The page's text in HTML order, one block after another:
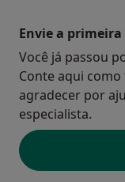
Envie a
Você já passou
Conte aqui
agradecer por
especialista.